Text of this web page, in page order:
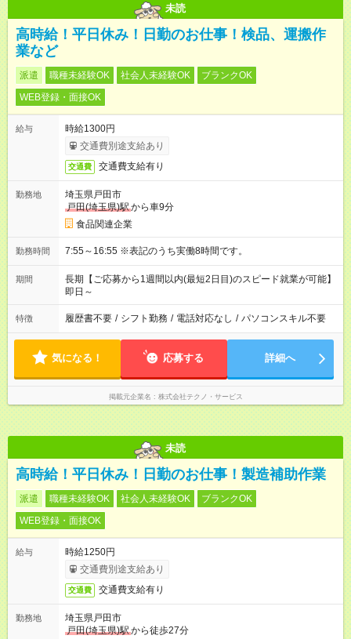
未読
高時給！平日休み！日勤のお仕事！検品、運搬作
業など
派遣 職種未経験OK 社会人未経験OK
ブランクOK
WEB登録・面接OK
給与
時給1300円
交通費別途支給あり
交通費 交通費支給有り
勤務地
埼玉県戸田市
戸田(埼玉県)駅から車9分
食品関連企業
勤務時間 7:55～16:55 ※表記のうち実働8時間です。
期間
長期【ご応募から1週間以内(最短2日目)のスピード就業が可能】
即日～
特徴 履歴書不要 / シフト勤務 / 電話対応なし / パソコンスキル不要
気になる！ 応募する 詳細へ
掲載元企業名 株式会社テクノ・サービス
未読
高時給！平日休み！日勤のお仕事！製造補助作業
派遣 職種未経験OK 社会人未経験OK
ブランクOK
WEB登録・面接OK
給与
時給1250円
交通費別途支給あり
交通費 交通費支給有り
勤務地
埼玉県戸田市
戸田(埼玉県)駅から徒歩27分